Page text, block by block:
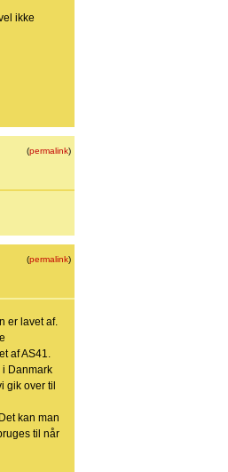
ikke
(permalink)
(permalink)
er lavet af.
af AS41.
Danmark
gik over til
kan man
til når